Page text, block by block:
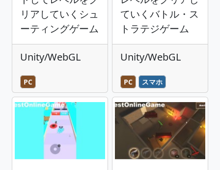
リアしていくシュ
ーティングゲーム
Unity/WebGL
PC
ていくバトル・ス
トラテジゲーム
Unity/WebGL
PC スマホ